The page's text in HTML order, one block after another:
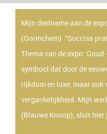
Mijn deelname aan de
(Gorinchem) “Succisa
Thema van de expo:
symbool dat door de
rijkdom en luxe, maar
vergankelijkheid. Mijn
(Blauwe Knoop), sluit